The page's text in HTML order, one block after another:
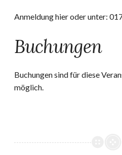
Anmeldung hier oder unter:
Buchungen
Buchungen sind für diese
möglich.